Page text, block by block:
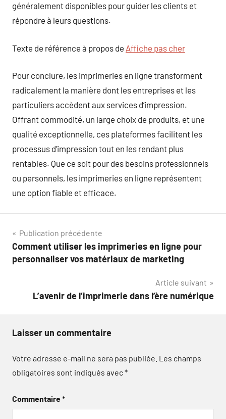
généralement disponibles pour guider les clients et
répondre à leurs questions.
Texte de référence à propos de Affiche pas cher
Pour conclure, les imprimeries en ligne transforment
radicalement la manière dont les entreprises et les
particuliers accèdent aux services d’impression.
Offrant commodité, un large choix de produits, et une
qualité exceptionnelle, ces plateformes facilitent les
processus d’impression tout en les rendant plus
rentables. Que ce soit pour des besoins professionnels
ou personnels, les imprimeries en ligne représentent
une option fiable et efficace.
Navigation
de
Publication précédente
Comment utiliser les imprimeries en ligne pour
personnaliser vos matériaux de marketing
Article suivant
L’avenir de l’imprimerie dans l’ère numérique
Laisser un commentaire
Votre adresse e-mail ne sera pas publiée. Les champs
obligatoires sont indiqués avec*
Commentaire*